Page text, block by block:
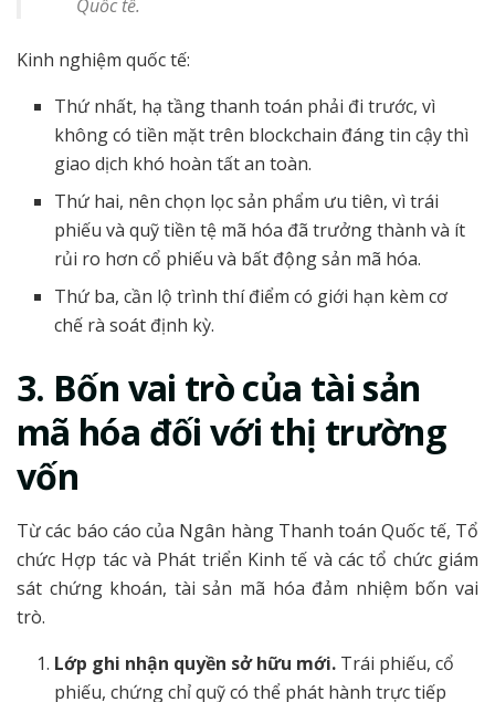
Quốc tế.
Kinh nghiệm quốc tế:
Thứ nhất, hạ tầng thanh toán phải đi trước, vì
không có tiền mặt trên blockchain đáng tin cậy thì
giao dịch khó hoàn tất an toàn.
Thứ hai, nên chọn lọc sản phẩm ưu tiên, vì trái
phiếu và quỹ tiền tệ mã hóa đã trưởng thành và ít
rủi ro hơn cổ phiếu và bất động sản mã hóa.
Thứ ba, cần lộ trình thí điểm có giới hạn kèm cơ
chế rà soát định kỳ.
3. Bốn vai trò của tài sản
mã hóa đối với thị trường
vốn
Từ các báo cáo của Ngân hàng Thanh toán Quốc tế, Tổ
chức Hợp tác và Phát triển Kinh tế và các tổ chức giám
sát chứng khoán, tài sản mã hóa đảm nhiệm bốn vai
trò.
Lớp ghi nhận quyền sở hữu mới. Trái phiếu, cổ
phiếu, chứng chỉ quỹ có thể phát hành trực tiếp